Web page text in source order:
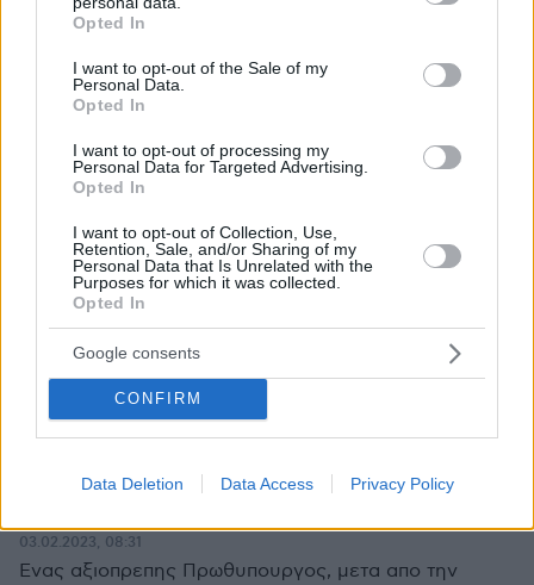
grant or deny consent to Google and its third-party tags to
use your data for below specified purposes in below Google
consent section.
Opted In
I want to opt-out of the Sale of my
Personal Data.
Opted In
I want to opt-out of processing my
Personal Data for Targeted Advertising.
Opted In
I want to opt-out of Collection, Use,
Retention, Sale, and/or Sharing of my
Personal Data that Is Unrelated with the
Purposes for which it was collected.
Opted In
Google consents
CONFIRM
Data Deletion Data Access Privacy Policy
μεγάλων έργων
Διασκεδάζουμε υπεύθυνα, επιστρέφουμε με ασφάλεια
29.07.2026, 09:39
ΣΧΟΛΙΑ(14)
ΠΟΤΕ ΘΑ ΑΠΟΣΥΡΟΥΝ ΤΑ ΣΑΠΑΚΙΑ ΤΟΥ ΒΙΕΤΝΑΜ;;;
03.02.2023, 08:39
Σκοτώνουν τα παιδιά των Ελλήνων με ΣΑΠΙΑ
αεροπλάνα 55 ετών, τα οποία ξεφορτώθηκαν οι
γιάνκηδες πριν 50 χρόνια
03.02.2023, 08:31
Eνας αξιοπρεπης Πρωθυπουργος, μετα απο την